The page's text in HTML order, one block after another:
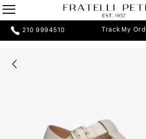
210 9994510 Track My